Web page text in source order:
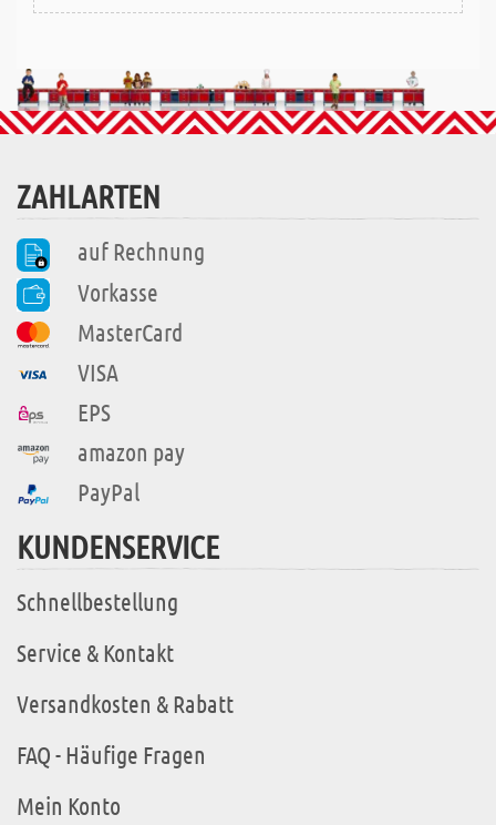
ZAHLARTEN
auf Rechnung
Vorkasse
MasterCard
VISA
EPS
amazon pay
PayPal
KUNDENSERVICE
Schnellbestellung
Service & Kontakt
Versandkosten & Rabatt
FAQ - Häufige Fragen
Mein Konto